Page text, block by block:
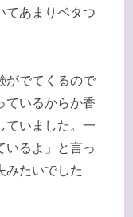
てあまりベタつ
がでてくるので
ているからか香
ていました。一
いるよ」と言っ
みたいでした